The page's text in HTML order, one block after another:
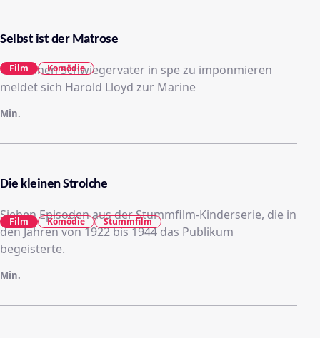
Selbst ist der Matrose
Um seinen Schwiegervater in spe zu imponmieren
meldet sich Harold Lloyd zur Marine
Min.
Film Komödie
Die kleinen Strolche
Sieben Episoden aus der Stummfilm-Kinderserie, die in
den Jahren von 1922 bis 1944 das Publikum
begeisterte.
Min.
Film Komödie Stummfilm